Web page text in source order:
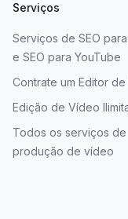
Serviços
Serviços de SEO
e SEO para YouTube
Contrate um Editor
Edição de Vídeo
Todos os serviços de
produção de vídeo